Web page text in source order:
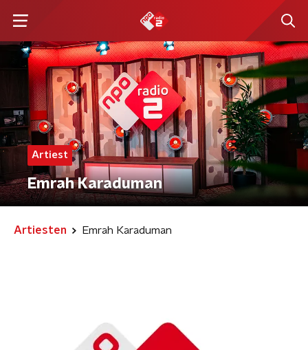
Artiest
Emrah Karaduman
Artiesten Emrah Karaduman